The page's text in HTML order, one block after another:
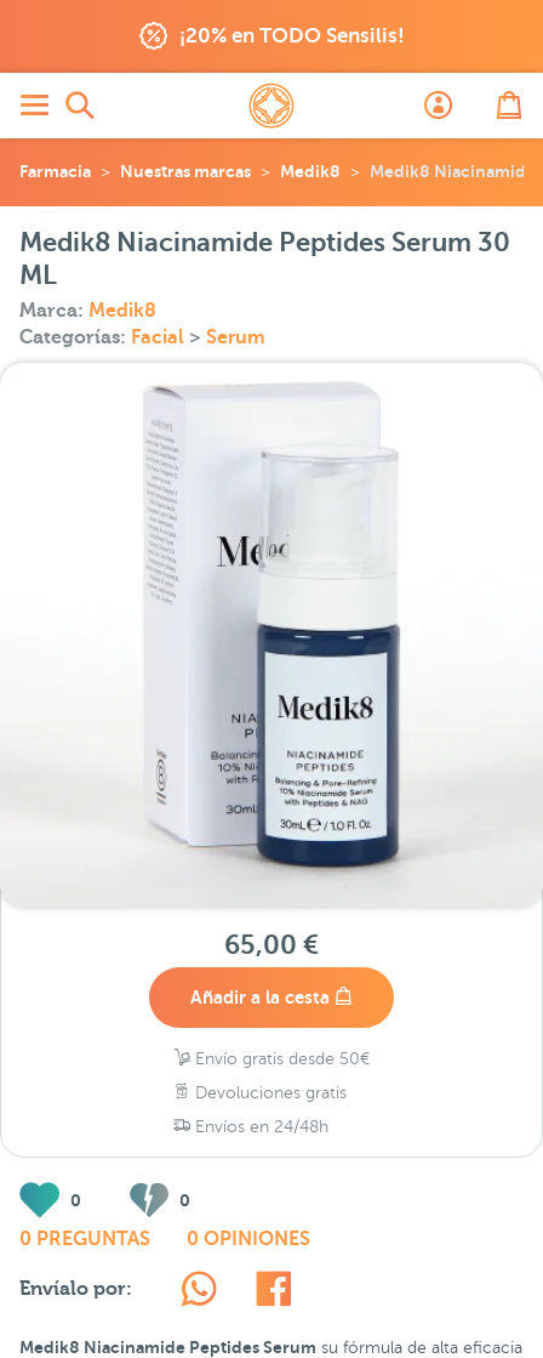
¡20% en TODO Sensilis!
Farmacia Nuestras marcas Medik8 Medik8 Niacinamide
Medik8 Niacinamide Peptides Serum 30
ML
Marca: Medik8
Categorías: Facial > Serum
65,00 €
Añadir a la cesta
Envío gratis desde 50€
Devoluciones gratis
Envíos en 24/48h
0 0
0 PREGUNTAS 0 OPINIONES
Envíalo por:
Medik8 Niacinamide Peptides Serum su fórmula de alta eficacia